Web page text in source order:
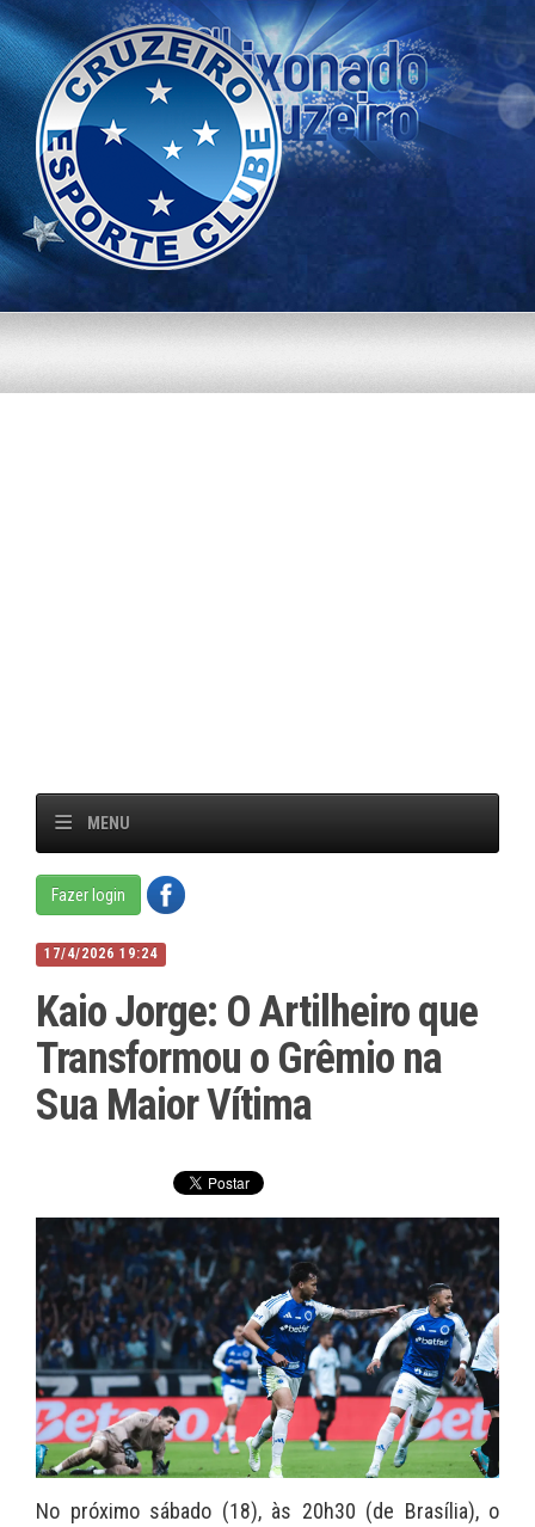
MENU
Fazer login
17/4/2026 19:24
Kaio Jorge: O Artilheiro que
Transformou o Grêmio na
Sua Maior Vítima
No próximo sábado (18), às 20h30 (de Brasília), o